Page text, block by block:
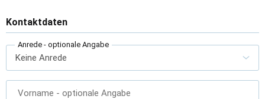
Kontaktdaten
Anrede - optionale Angabe
Vorname - optionale Angabe